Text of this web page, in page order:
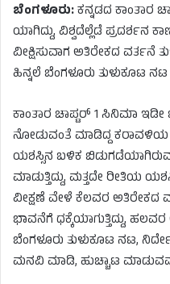
ಬೆಂಗಳೂರು:ಕನ್ನಡದ ಕಾಂತಾರ
ಯಾಗಿದ್ದು, ವಿಶ್ವದೆಲ್ಲೆಡೆ ಪ್ರದರ್ಶನ
ವೀಕ್ಷಿಸುವಾಗ ಅತಿರೇಕದ ವರ್ತನೆ
ಹಿನ್ನಲೆ ಬೆಂಗಳೂರು ತುಳುಕೂಟ
ಕಾಂತಾರ ಚಾಪ್ಟರ್ 1 ಸಿನಿಮಾ ಇಡೀ
ನೋಡುವಂತೆ ಮಾಡಿದ್ದ ಕರಾವಳಿಯ
ಯಶಸ್ಸಿನ ಬಳಿಕ
ಮಾಡುತ್ತಿದ್ದು, ಮತ್ತದೇ ರೀತಿಯ
ವೀಕ್ಷಣೆ ವೇಳೆ ಕೆಲವರ ಅತಿರೇಕದ
ಭಾವನೆಗೆ ಧಕ್ಕೆಯಾಗುತ್ತಿದ್ದು,
ಬೆಂಗಳೂರು ತುಳುಕೂಟ ನಟ,
ಮನವಿ ಮಾಡಿ, ಹುಚ್ಚಾಟ